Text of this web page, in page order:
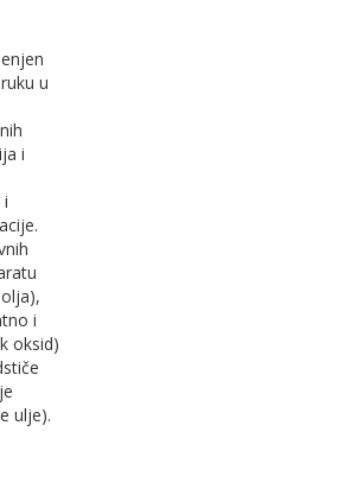
u
i
i
i
oksid)
ulje).